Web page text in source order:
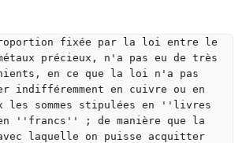
fixée par la loi entre le
précieux, n'a pas eu de très
en ce que la loi n'a pas
indifféremment en cuivre ou en
les sommes stipulées en ''livres
''francs'' ; de manière que la
laquelle on puisse acquitter